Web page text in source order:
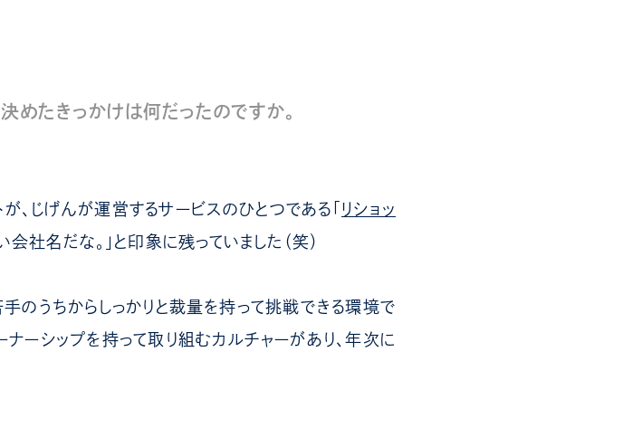
めたきっかけは何だったのですか。
、じげんが運営するサービスのひとつである「 リショッ
会社名だな。」と印象に残っていました（笑）
のうちからしっかりと裁量を持って挑戦できる環境で
ーシップを持って取り組むカルチャーがあり、年次に